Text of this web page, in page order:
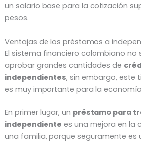
un salario base para la cotización
pesos.
Ventajas de los préstamos a
El sistema financiero colombiano no
aprobar grandes cantidades de
independientes, sin embargo, este
es muy importante para la
En primer lugar, un préstamo para
independiente es una mejora en la
una familia, porque seguramente es